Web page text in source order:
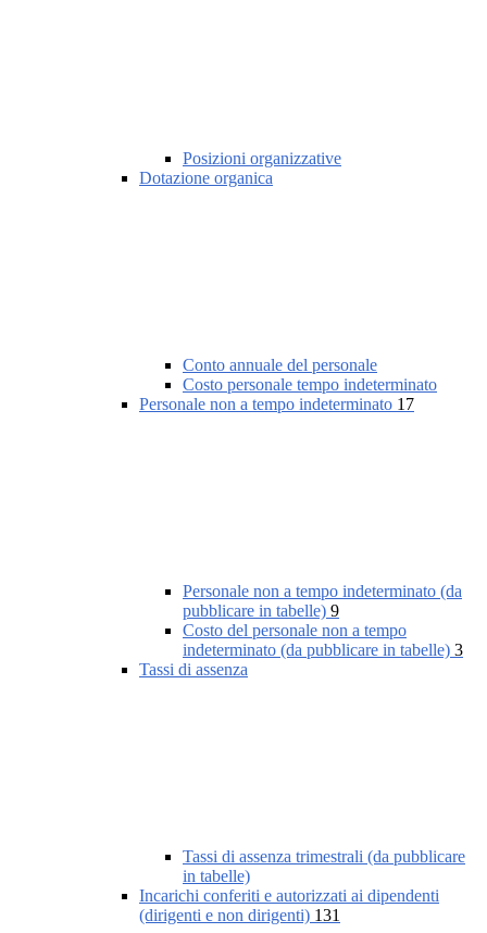
Posizioni organizzative
Dotazione organica
Conto annuale del personale
Costo personale tempo indeterminato
Personale non a tempo indeterminato 17
Personale non a tempo indeterminato (da
pubblicare in tabelle) 9
Costo del personale non a tempo
indeterminato (da pubblicare in tabelle) 3
Tassi di assenza
Tassi di assenza trimestrali (da pubblicare
in tabelle)
Incarichi conferiti e autorizzati ai dipendenti
(dirigenti e non dirigenti) 131